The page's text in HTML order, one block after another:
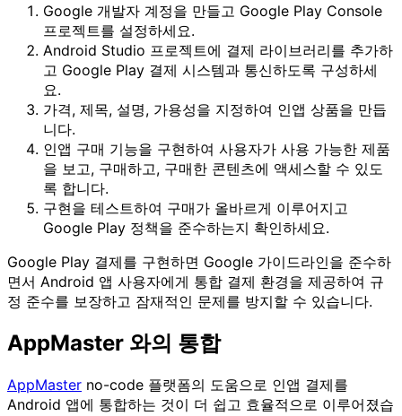
Google 개발자 계정을 만들고 Google Play Console
프로젝트를 설정하세요.
Android Studio 프로젝트에 결제 라이브러리를 추가하
고 Google Play 결제 시스템과 통신하도록 구성하세
요.
가격, 제목, 설명, 가용성을 지정하여 인앱 상품을 만듭
니다.
인앱 구매 기능을 구현하여 사용자가 사용 가능한 제품
을 보고, 구매하고, 구매한 콘텐츠에 액세스할 수 있도
록 합니다.
구현을 테스트하여 구매가 올바르게 이루어지고
Google Play 정책을 준수하는지 확인하세요.
Google Play 결제를 구현하면 Google 가이드라인을 준수하
면서 Android 앱 사용자에게 통합 결제 환경을 제공하여 규
정 준수를 보장하고 잠재적인 문제를 방지할 수 있습니다.
AppMaster 와의 통합
AppMaster no-code 플랫폼의 도움으로 인앱 결제를
Android 앱에 통합하는 것이 더 쉽고 효율적으로 이루어졌습